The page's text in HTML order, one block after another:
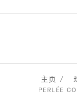
主页
PERLÉE